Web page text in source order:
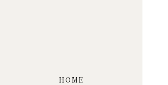
HOME